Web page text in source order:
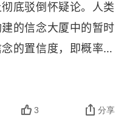
底驳倒怀疑论。人类
的信念大厦中的暂时
的置信度，即概率的
务必是那些高度可信
需也不存在绝对无误
3 分享